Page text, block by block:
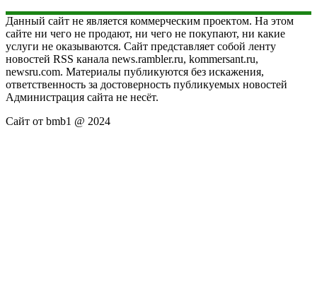
Данный сайт не является коммерческим проектом. На этом
сайте ни чего не продают, ни чего не покупают, ни какие
услуги не оказываются. Сайт представляет собой ленту
новостей RSS канала news.rambler.ru, kommersant.ru,
newsru.com. Материалы публикуются без искажения,
ответственность за достоверность публикуемых новостей
Администрация сайта не несёт.
Сайт от bmb1 @ 2024